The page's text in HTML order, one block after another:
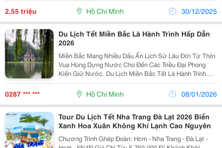
&Ndash; Thiên Đường Vui Chơi,...
2,55 triệu Hồ Chí Minh 30/12/2025
Du Lịch Tết Miền Bắc Là Hành Trình Hấp Dẫn
2026
Miền Bắc Mang Nhiều Dấu Ấn Lịch Sử Lâu Đời Từ Thời
Vua Hùng Dựng Nước Cho Đến Các Triều Đại Phong
Kiến Giữ Nước. Du Lịch Miền Bắc Tết Là Hành Trình
Hấp Dẫn Dành Cho Những Ai Yêu Thích Lịch Sử, Mong
Muốn Tìm Hiểu Và Trải Nghiệm Những Điều Mới Mẻ
0287 *** *** Hồ Chí Minh 08/01/2026
Tour Du Lịch Tết Nha Trang Đà Lạt 2026 Biển
Xanh Hoa Xuân Không Khí Lạnh Cao Nguyên
Chương Trình Ghép Đoàn: Hcm - Nha Trang - Đà Lạt -